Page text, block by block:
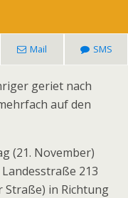
Mail SMS
geriet nach
auf den
(21. November)
213
Straße) in Richtung